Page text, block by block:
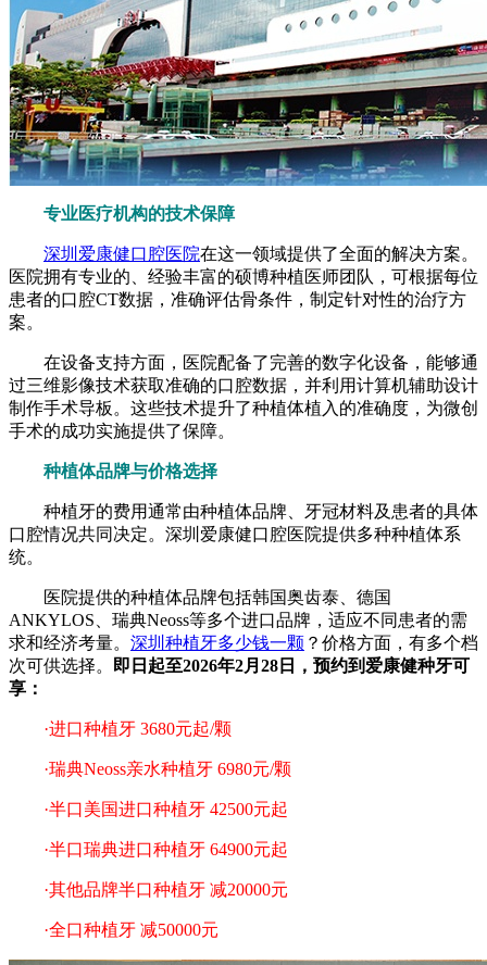
专业医疗机构的技术保障
深圳爱康健口腔医院在这一领域提供了全面的解决方案。
医院拥有专业的、经验丰富的硕博种植医师团队，可根据每位
患者的口腔CT数据，准确评估骨条件，制定针对性的治疗方
案。
在设备支持方面，医院配备了完善的数字化设备，能够通
过三维影像技术获取准确的口腔数据，并利用计算机辅助设计
制作手术导板。这些技术提升了种植体植入的准确度，为微创
手术的成功实施提供了保障。
种植体品牌与价格选择
种植牙的费用通常由种植体品牌、牙冠材料及患者的具体
口腔情况共同决定。深圳爱康健口腔医院提供多种种植体系
统。
医院提供的种植体品牌包括韩国奥齿泰、德国
ANKYLOS、瑞典Neoss等多个进口品牌，适应不同患者的需
求和经济考量。 深圳种植牙多少钱一颗 ？价格方面，有多个档
次可供选择。
即日起至2026年2月28日，预约到爱康健种牙可
享：
·进口种植牙 3680元起/颗
·瑞典Neoss亲水种植牙 6980元/颗
·半口美国进口种植牙 42500元起
·半口瑞典进口种植牙 64900元起
·其他品牌半口种植牙 减20000元
·全口种植牙 减50000元